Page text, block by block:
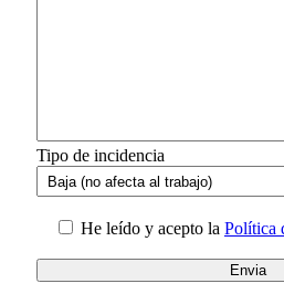
Tipo de incidencia
He leído y acepto la Política